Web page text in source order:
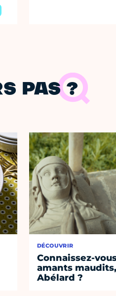
PAS ?
DÉCOUVRIR
Connaissez-
amants
Abélard ?